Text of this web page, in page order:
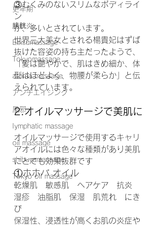
更年期
膀胱炎
Ebisumassage
Tokyomassage
aroma massage
アンチエイジング
風邪
Iymphatic massage
oil massage
shibuyamassage
Tokyo oil massage
③むくみのないスリムなボディライ
ン
が、多いとされています。
世界三大美女とされる楊貴妃はずば
抜けた容姿の持ち主だったようで、
「髪は艶やかで、肌はきめ細か、体
型はほどよく、物腰が柔らか」と伝
えられています。
2.オイルマッサージで美肌に
オイルマッサージで使用するキャリ
アオイルには色々な種類があり美肌
にとても効果抜群です
①ホホバ オイル
乾燥肌　敏感肌　ヘアケア　抗炎
湿疹　油脂肌　保湿　肌荒れ　にき
び
保湿性、浸透性が高くお肌の炎症や